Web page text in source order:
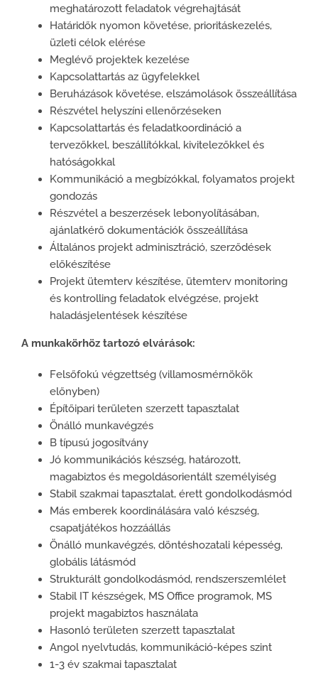
meghatározott feladatok végrehajtását
Határidők nyomon követése, prioritáskezelés,
üzleti célok elérése
Meglévő projektek kezelése
Kapcsolattartás az ügyfelekkel
Beruházások követése, elszámolások összeállítása
Részvétel helyszíni ellenőrzéseken
Kapcsolattartás és feladatkoordináció a
tervezőkkel, beszállítókkal, kivitelezőkkel és
hatóságokkal
Kommunikáció a megbízókkal, folyamatos projekt
gondozás
Részvétel a beszerzések lebonyolításában,
ajánlatkérő dokumentációk összeállítása
Általános projekt adminisztráció, szerződések
előkészítése
Projekt ütemterv készítése, ütemterv monitoring
és kontrolling feladatok elvégzése, projekt
haladásjelentések készítése
A munkakörhöz tartozó elvárások:
Felsőfokú végzettség (villamosmérnökök
előnyben)
Építőipari területen szerzett tapasztalat
Önálló munkavégzés
B típusú jogosítvány
Jó kommunikációs készség, határozott,
magabiztos és megoldásorientált személyiség
Stabil szakmai tapasztalat, érett gondolkodásmód
Más emberek koordinálására való készség,
csapatjátékos hozzáállás
Önálló munkavégzés, döntéshozatali képesség,
globális látásmód
Strukturált gondolkodásmód, rendszerszemlélet
Stabil IT készségek, MS Office programok, MS
projekt magabiztos használata
Hasonló területen szerzett tapasztalat
Angol nyelvtudás, kommunikáció-képes szint
1-3 év szakmai tapasztalat